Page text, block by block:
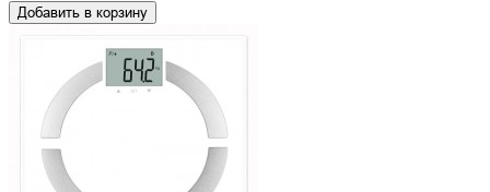
Добавить в корзину